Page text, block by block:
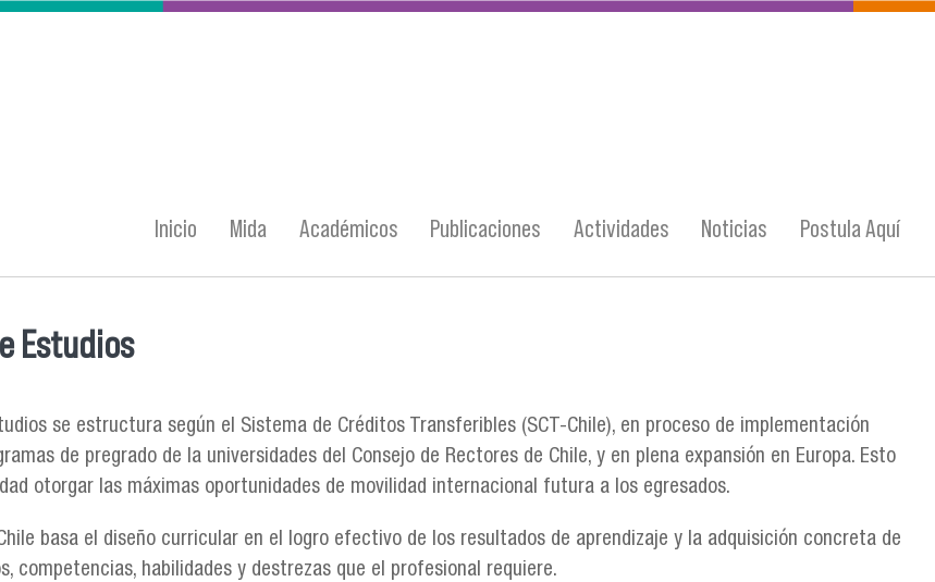
Inicio Mida Académicos Publicaciones Actividades Noticias Postula Aquí
usted aquí
Estudios
se estructura según el Sistema de Créditos Transferibles (SCT-Chile), en proceso de implementación
de pregrado de la universidades del Consejo de Rectores de Chile, y en plena expansión en Europa. Esto
otorgar las máximas oportunidades de movilidad internacional futura a los egresados.
basa el diseño curricular en el logro efectivo de los resultados de aprendizaje y la adquisición concreta de
competencias, habilidades y destrezas que el profesional requiere.